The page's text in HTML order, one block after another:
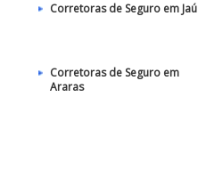
Corretoras de Seguro em Jaú
Corretoras de Seguro em
Araras